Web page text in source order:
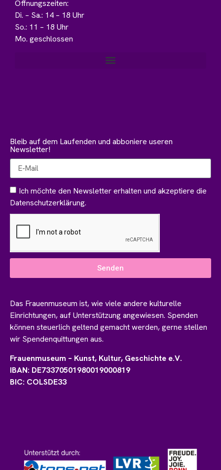
Öffnungszeiten:
Di. – Sa.: 14 – 18 Uhr
So.: 11 – 18 Uhr
Mo. geschlossen
Bleib auf dem Laufenden und abboniere useren
Newsletter!
Ich möchte den Newsletter erhalten und akzeptiere die
Datenschutzerklärung.
Senden
Das Frauenmuseum ist, wie viele andere kulturelle
Einrichtungen, auf Unterstützung angewiesen. Spenden
können steuerlich geltend gemacht werden, gerne stellen
wir Spendenquittungen aus.
Frauenmuseum – Kunst, Kultur, Geschichte e.V.
IBAN: DE73370501980019000819
BIC: COLSDE33